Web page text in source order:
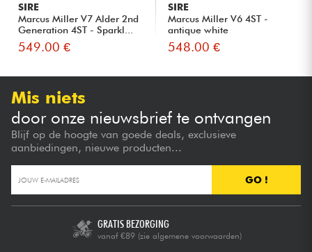
SIRE
Marcus Miller V7 Alder 2nd
Generation 4ST - Sparkl...
549.00 €
SIRE
Marcus Miller V6 4ST -
antique white
548.00 €
Mis niets
door onze nieuwsbrief te ontvangen
Blijf op de hoogte van goede deals, exclusieve
aanbiedingen, nieuwe producten...
GO !
GRATIS BEZORGING
vanaf €89 (zie algemene voorwaarden)